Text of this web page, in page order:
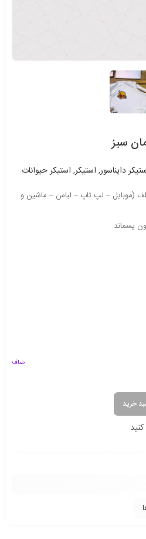
سبز
دایناسور, استیکر, استیکر حیوانات
(موبایل – لپ تاپ – لباس – ماشین و
پسماند
صاف
خرید